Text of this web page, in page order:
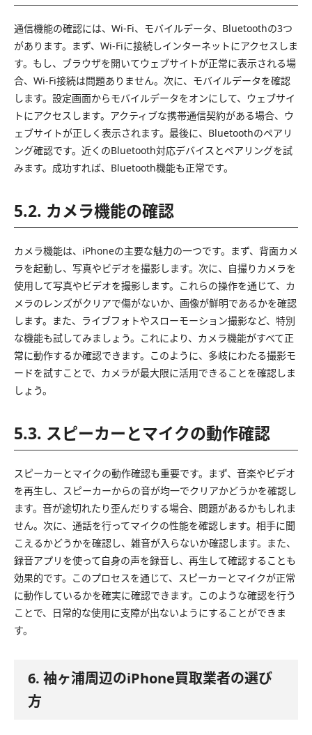
通信機能の確認には、Wi-Fi、モバイルデータ、Bluetoothの3つ
があります。まず、Wi-Fiに接続しインターネットにアクセスしま
す。もし、ブラウザを開いてウェブサイトが正常に表示される場
合、Wi-Fi接続は問題ありません。次に、モバイルデータを確認
します。設定画面からモバイルデータをオンにして、ウェブサイ
トにアクセスします。アクティブな携帯通信契約がある場合、ウ
ェブサイトが正しく表示されます。最後に、Bluetoothのペアリ
ング確認です。近くのBluetooth対応デバイスとペアリングを試
みます。成功すれば、Bluetooth機能も正常です。
5.2. カメラ機能の確認
カメラ機能は、iPhoneの主要な魅力の一つです。まず、背面カメ
ラを起動し、写真やビデオを撮影します。次に、自撮りカメラを
使用して写真やビデオを撮影します。これらの操作を通じて、カ
メラのレンズがクリアで傷がないか、画像が鮮明であるかを確認
します。また、ライブフォトやスローモーション撮影など、特別
な機能も試してみましょう。これにより、カメラ機能がすべて正
常に動作するか確認できます。このように、多岐にわたる撮影モ
ードを試すことで、カメラが最大限に活用できることを確認しま
しょう。
5.3. スピーカーとマイクの動作確認
スピーカーとマイクの動作確認も重要です。まず、音楽やビデオ
を再生し、スピーカーからの音が均一でクリアかどうかを確認し
ます。音が途切れたり歪んだりする場合、問題があるかもしれま
せん。次に、通話を行ってマイクの性能を確認します。相手に聞
こえるかどうかを確認し、雑音が入らないか確認します。また、
録音アプリを使って自身の声を録音し、再生して確認することも
効果的です。このプロセスを通じて、スピーカーとマイクが正常
に動作しているかを確実に確認できます。このような確認を行う
ことで、日常的な使用に支障が出ないようにすることができま
す。
6. 袖ヶ浦周辺のiPhone買取業者の選び
方